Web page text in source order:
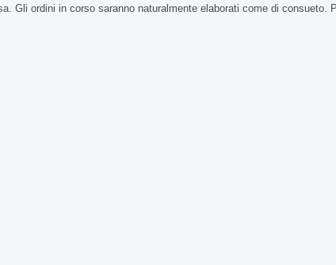
Gli ordini in corso saranno naturalmente elaborati come di